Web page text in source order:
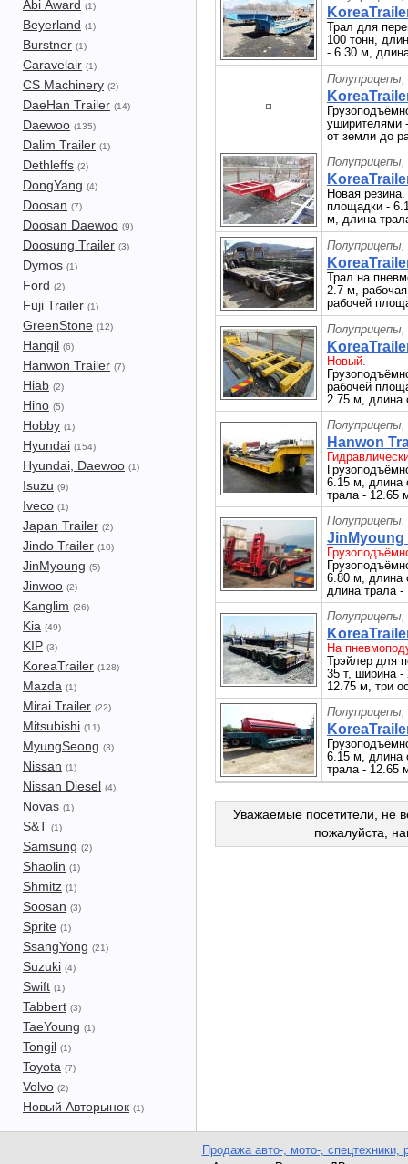
Abi Award (1)
Beyerland (1)
Burstner (1)
Caravelair (1)
CS Machinery (2)
DaeHan Trailer (14)
Daewoo (135)
Dalim Trailer (1)
Dethleffs (2)
DongYang (4)
Doosan (7)
Doosan Daewoo (9)
Doosung Trailer (3)
Dymos (1)
Ford (2)
Fuji Trailer (1)
GreenStone (12)
Hangil (6)
Hanwon Trailer (7)
Hiab (2)
Hino (5)
Hobby (1)
Hyundai (154)
Hyundai, Daewoo (1)
Isuzu (9)
Iveco (1)
Japan Trailer (2)
Jindo Trailer (10)
JinMyoung (5)
Jinwoo (2)
Kanglim (26)
Kia (49)
KIP (3)
KoreaTrailer (128)
Mazda (1)
Mirai Trailer (22)
Mitsubishi (11)
MyungSeong (3)
Nissan (1)
Nissan Diesel (4)
Novas (1)
S&T (1)
Samsung (2)
Shaolin (1)
Shmitz (1)
Soosan (3)
Sprite (1)
SsangYong (21)
Suzuki (4)
Swift (1)
Tabbert (3)
TaeYoung (1)
Tongil (1)
Toyota (7)
Volvo (2)
Новый Авторынок (1)
Трал для
100 тонн,
- 6.30 м,
уширителями
от земли до
Новая
площадки -
м, длина
Трал на
2.7 м,
рабочей
Новый.
рабочей
2.75 м, длина
Hanwon
6.15 м, длина
трала - 12.65
JinMyoung
6.80 м, длина
длина трала
На
Трэйлер для
35 т, ширина
12.75 м, три
6.15 м, длина
трала - 12.65
Уважаемые посетители, не
пожалуйста,
Продажа авто-, мото-, спецтехники,